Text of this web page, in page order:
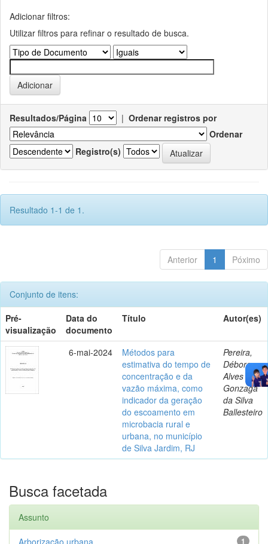
Adicionar filtros:
Utilizar filtros para refinar o resultado de busca.
Resultados/Página | Ordenar registros por
Ordenar
Registro(s)
Resultado 1-1 de 1.
Anterior 1 Póximo
Conjunto de itens:
Pré-
visualização
Data do
documento
Título Autor(es)
6-mai-2024
Métodos para
estimativa do tempo de
concentração e da
vazão máxima, como
indicador da geração
do escoamento em
microbacia rural e
urbana, no município
de Silva Jardim, RJ
Pereira,
Débora
Alves
Gonzaga
da Silva
Ballesteiro
Busca facetada
Assunto
1
Arborização urbana